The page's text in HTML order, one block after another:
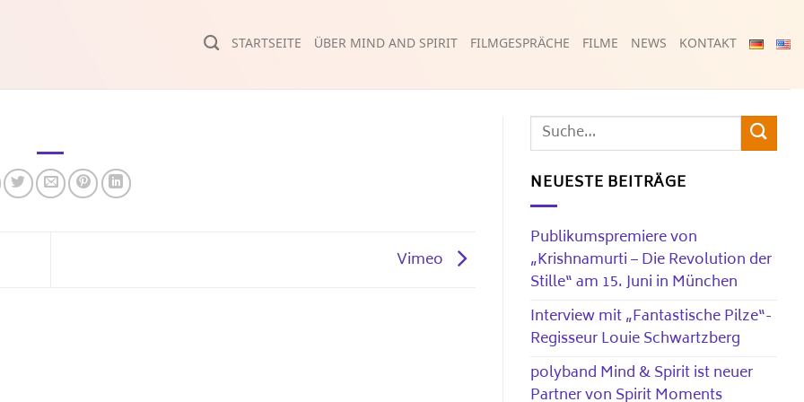
STARTSEITE ÜBER MIND AND SPIRIT FILMGESPRÄCHE FILME NEWS KONTAKT
Vimeo
NEUESTE BEITRÄGE
Publikumspremiere von
„Krishnamurti – Die Revolution der
Stille“ am 15. Juni in München
Interview mit „Fantastische Pilze“-
Regisseur Louie Schwartzberg
polyband Mind & Spirit ist neuer
Partner von Spirit Moments